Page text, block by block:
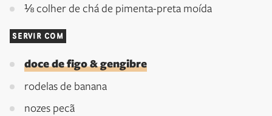
⅛ colher de chá de pimenta-preta moída
SERVIR COM
doce de figo & gengibre
rodelas de banana
nozes pecã